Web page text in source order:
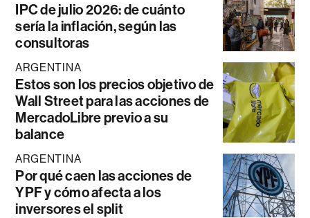
IPC de julio 2026: de cuánto
sería la inflación, según las
consultoras
ARGENTINA
Estos son los precios objetivo de
Wall Street para las acciones de
MercadoLibre previo a su
balance
ARGENTINA
Por qué caen las acciones de
YPF y cómo afecta a los
inversores el split